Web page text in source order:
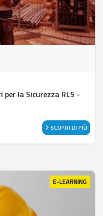
la Sicurezza RLS -
SCOPRI DI PIÙ
E-LEARNING